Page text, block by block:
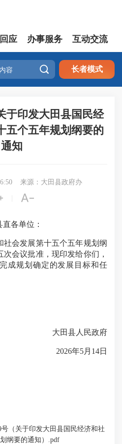
应 办事服务 互动交流
 长者模式
于印发大田县国民经
五个五年规划纲要的
通知
来源：大田县政府办

各单位：
会发展第十五个五年规划纲
会议批准，现印发给你们，
成规划确定的发展目标和任
大田县人民政府
2026年5月14日
（关于印发大田县国民经济和社
纲要的通知）.pdf